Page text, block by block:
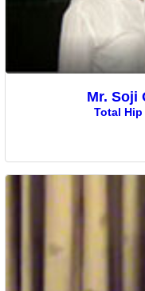
Mr. Soji
Total